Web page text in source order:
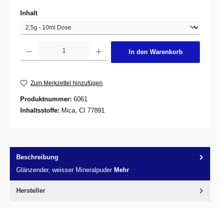
Inhaltauswählen
In den Warenkorb
Zum Merkzettel hinzufügen
Produktnummer: 6061
Inhaltsstoffe: Mica, CI 77891
Beschreibung
Glänzender, weisser Mineralpuder Mehr
Hersteller